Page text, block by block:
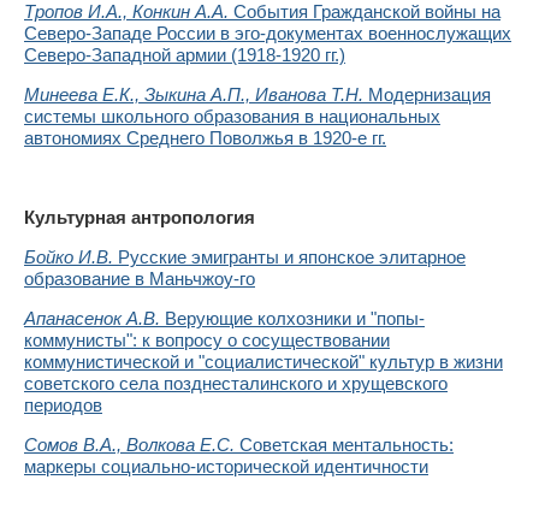
Тропов И.А., Конкин А.А. События Гражданской войны на
Северо-Западе России в эго-документах военнослужащих
Северо-Западной армии (1918-1920 гг.)
Минеева Е.К., Зыкина А.П., Иванова Т.Н. Модернизация
системы школьного образования в национальных
автономиях Среднего Поволжья в 1920-е гг.
Культурная антропология
Бойко И.В. Русские эмигранты и японское элитарное
образование в Маньчжоу-го
Апанасенок А.В. Верующие колхозники и "попы-
коммунисты": к вопросу о сосуществовании
коммунистической и "социалистической" культур в жизни
советского села позднесталинского и хрущевского
периодов
Сомов В.А., Волкова Е.С. Советская ментальность:
маркеры социально-исторической идентичности